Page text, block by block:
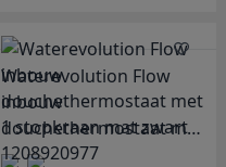
Waterevolution Flow
inbouw
douchethermostaat met
1 stopkraan mat zwart